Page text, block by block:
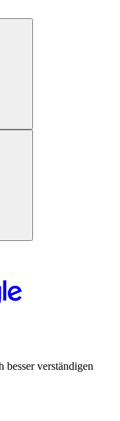
verständigen